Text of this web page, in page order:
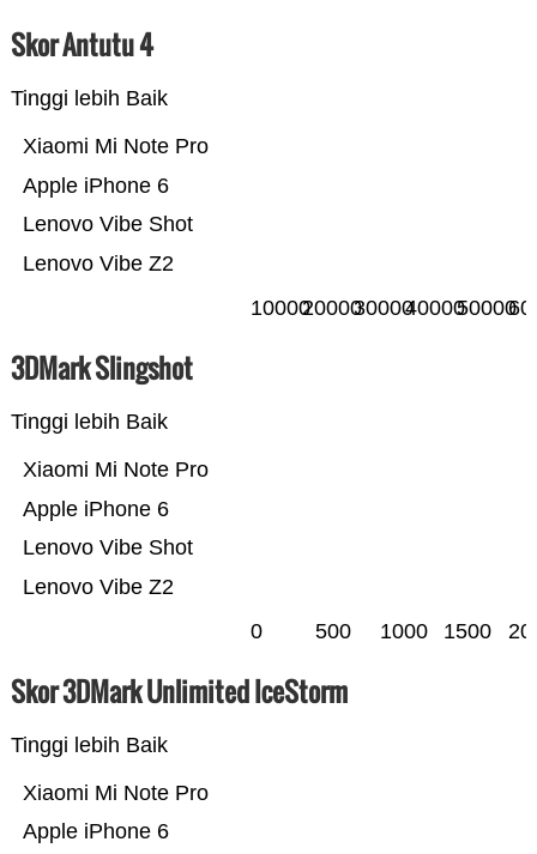
Skor Antutu 4
Tinggi lebih Baik
Lenovo Vibe Z2
Lenovo Vibe Shot
Apple iPhone 6
Xiaomi Mi Note Pro
1000020000300004000050000
3DMark Slingshot
Tinggi lebih Baik
Lenovo Vibe Z2
Lenovo Vibe Shot
Apple iPhone 6
Xiaomi Mi Note Pro
0 500 1000 1500
Skor 3DMark Unlimited IceStorm
Tinggi lebih Baik
Apple iPhone 6
Xiaomi Mi Note Pro